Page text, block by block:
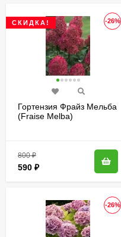
-26%
СКИДКА!
Гортензия Фрайз Мельба
(Fraise Melba)
800₽
590 ₽
-26%